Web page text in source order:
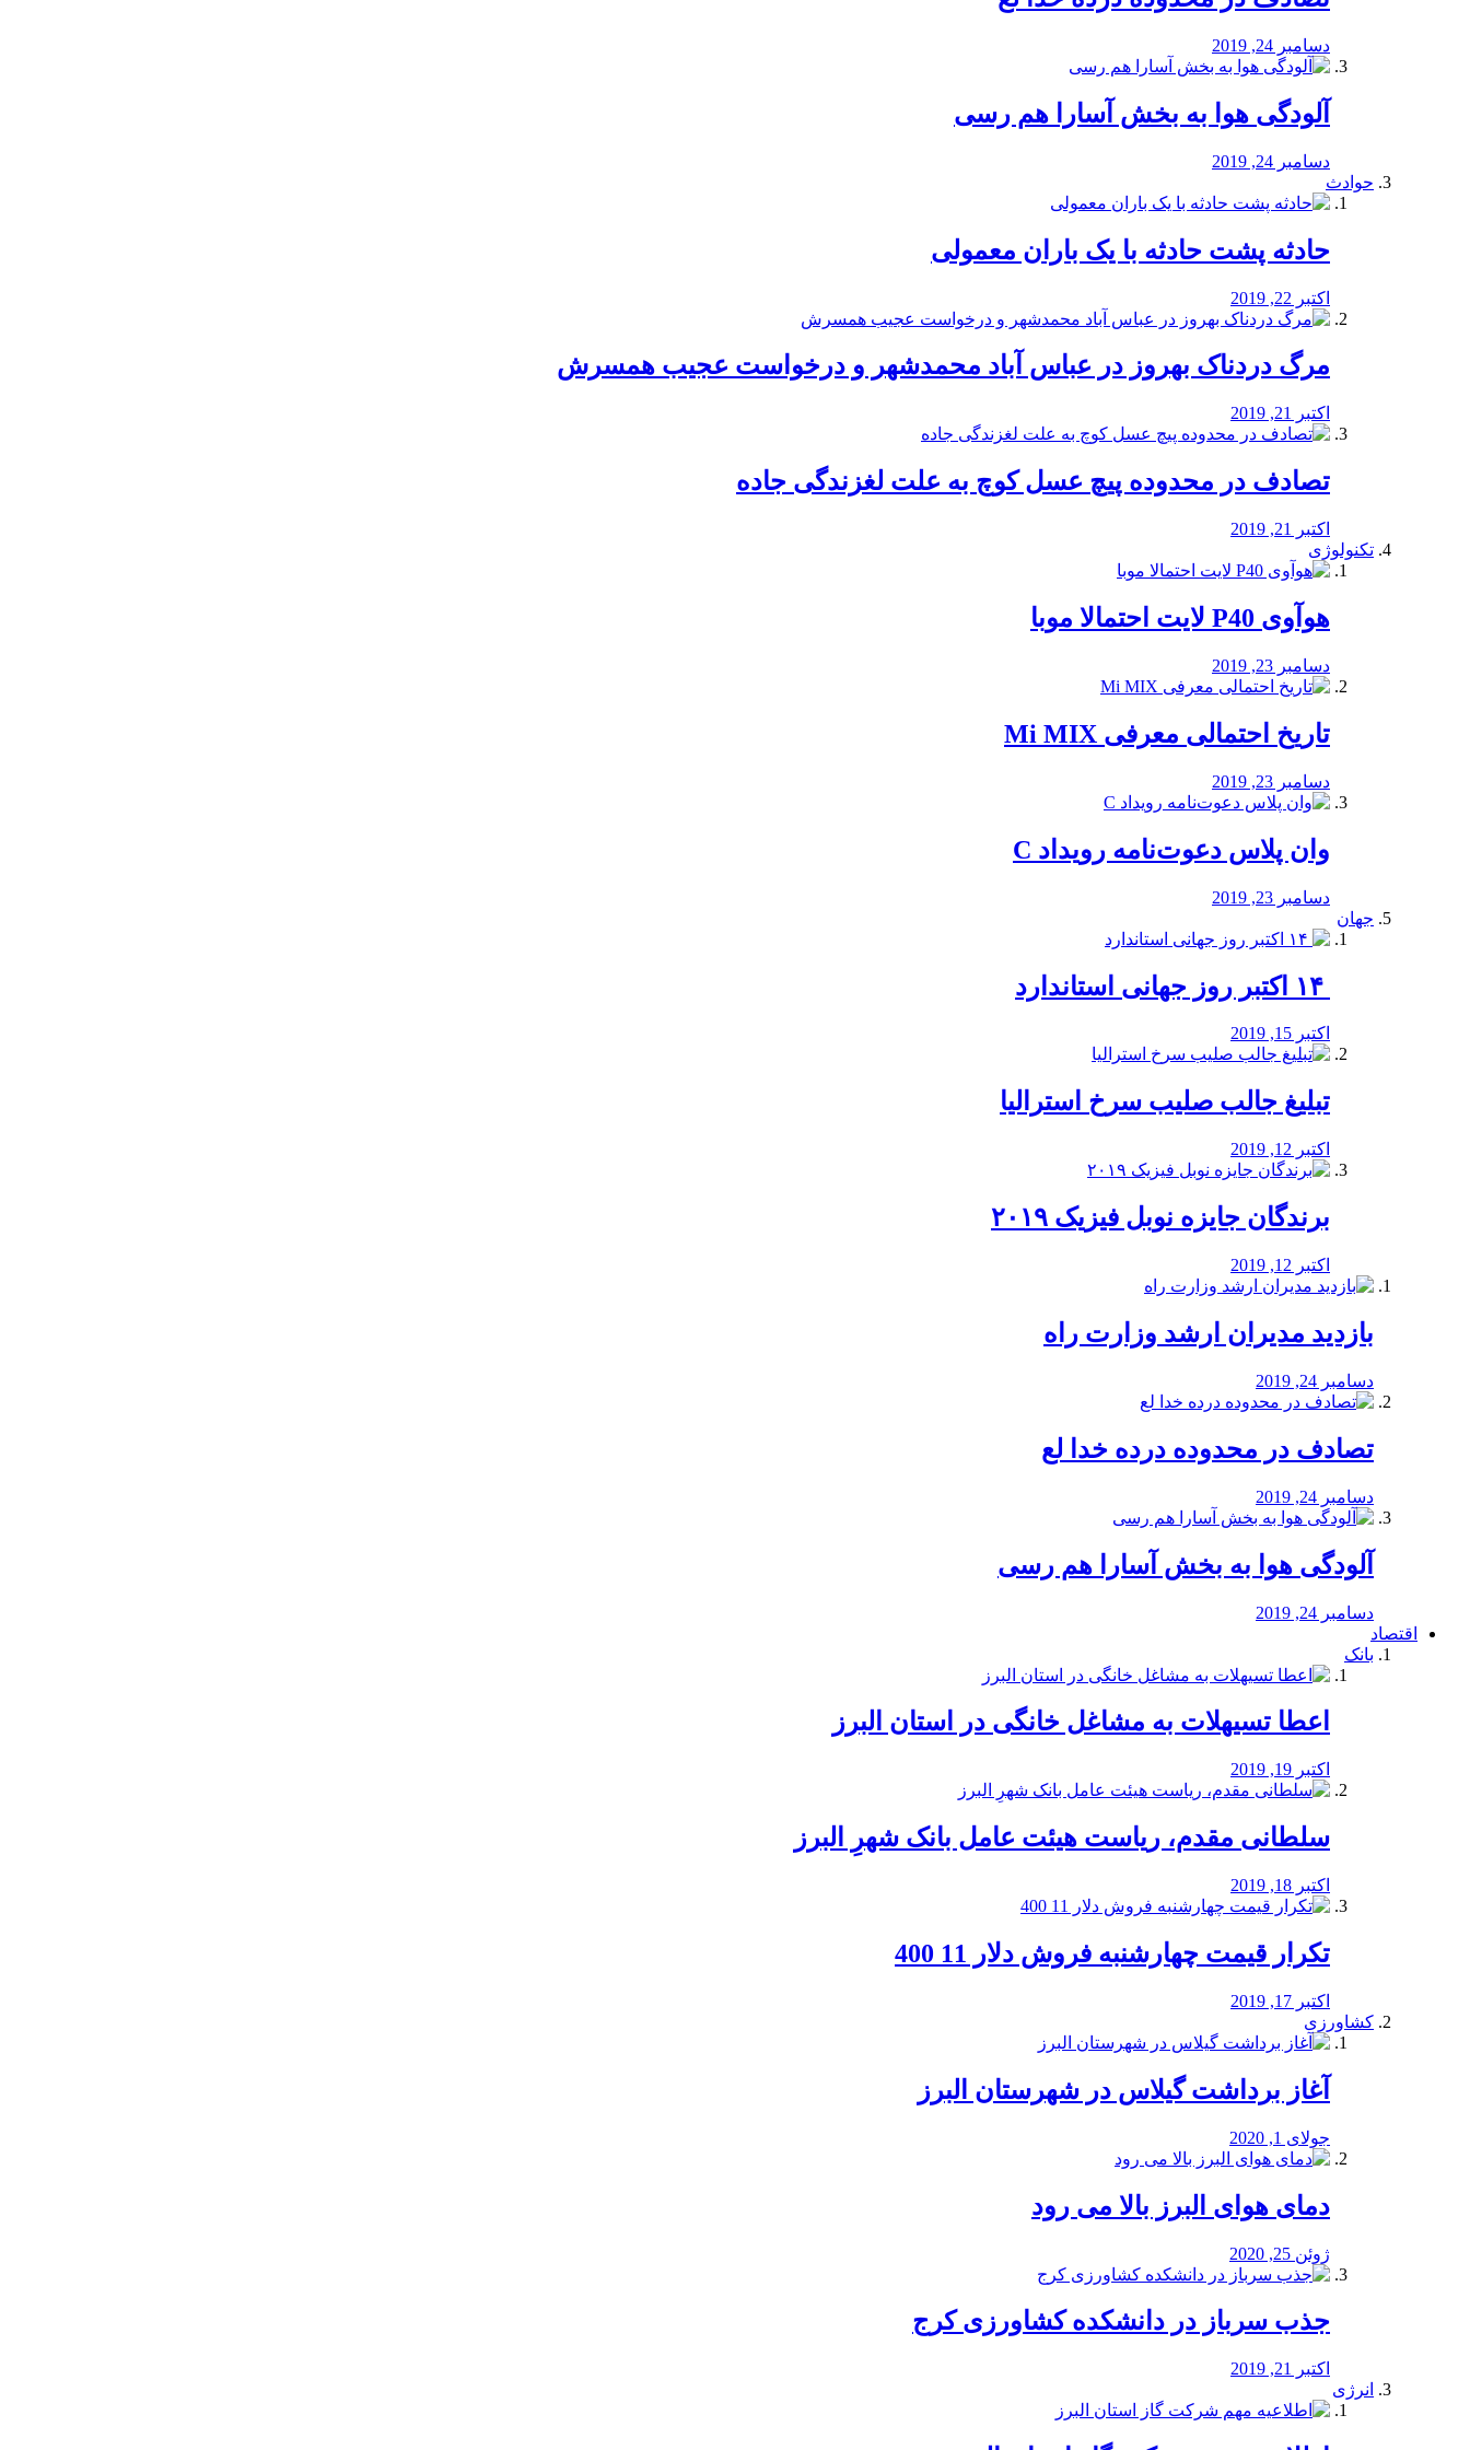
دسامبر 24, 2019
آلودگی هوا به بخش آسارا هم رسی
دسامبر 24, 2019
حوادث
️حادثه پشت حادثه با یک باران معمولی
اکتبر 22, 2019
مرگ دردناک بهروز در عباس آباد محمدشهر و درخواست عجیب همسرش
اکتبر 21, 2019
تصادف در محدوده پیچ عسل کوچ به علت لغزندگی جاده
اکتبر 21, 2019
تکنولوژی
هوآوی P40 لایت احتمالا موبا
دسامبر 23, 2019
تاریخ احتمالی معرفی Mi MIX
دسامبر 23, 2019
وان پلاس دعوت‌نامه رویداد C
دسامبر 23, 2019
جهان
اکتبر 15, 2019
تبلیغ جالب صلیب سرخ استرالیا
اکتبر 12, 2019
برندگان جایزه نوبل فیزیک ۲۰۱۹
اکتبر 12, 2019
بازدید مدیران ارشد وزارت راه
دسامبر 24, 2019
تصادف در محدوده درده خدا لع
دسامبر 24, 2019
آلودگی هوا به بخش آسارا هم رسی
دسامبر 24, 2019
اقتصاد
بانک
️اعطا تسیهلات به مشاغل خانگی در استان البرز
اکتبر 19, 2019
سلطانی مقدم، ریاست هیئت عامل بانک شهرِ البرز
اکتبر 18, 2019
تکرار قیمت چهارشنبه فروش دلار 11 400
اکتبر 17, 2019
کشاورزی
آغاز برداشت گیلاس در شهرستان البرز
جولای 1, 2020
دمای هوای البرز بالا می رود
ژوئن 25, 2020
جذب سرباز در دانشکده کشاورزی کرج
اکتبر 21, 2019
انرژی